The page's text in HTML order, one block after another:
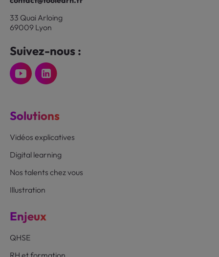
33 Quai Arloing
69009 Lyon
Suivez-nous :
Solutions
Vidéos explicatives
Digital learning
Nos talents chez vous
Illustration
Enjeux
QHSE